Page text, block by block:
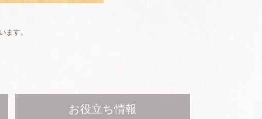
ます。
お役立ち情報